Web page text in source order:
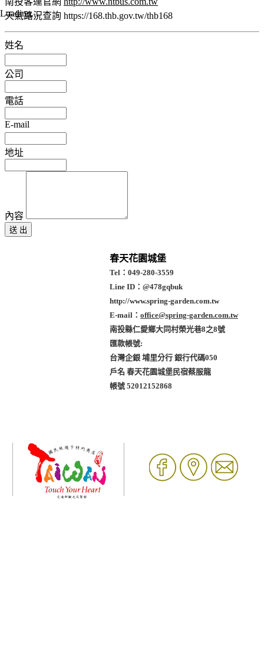
天氣路況查詢 https://168.thb.gov.tw/thb168
姓名
公司
電話
E-mail
地址
內容
春天花園城堡
Tel：049-280-3559
Line ID：@478gqbuk
http://www.spring-garden.com.tw
E-mail： office@spring-garden.com.tw
南投縣仁愛鄉大同村榮光巷8之8號
匯款帳號:
台灣企銀 埔里分行 銀行代碼050
戶名 春天花園城堡民宿蔡服龍
帳號 52012152868
Loading...